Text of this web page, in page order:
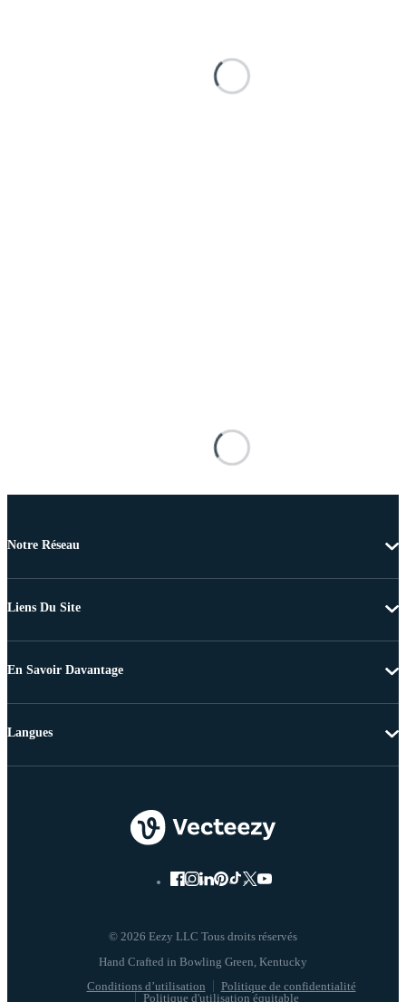
Notre Réseau
Liens Du Site
En Savoir Davantage
© 2026 Eezy LLC Tous droits réservés
Conditions d’utilisation
Politique de confidentialité
Politique d'utilisation équitable
Langues